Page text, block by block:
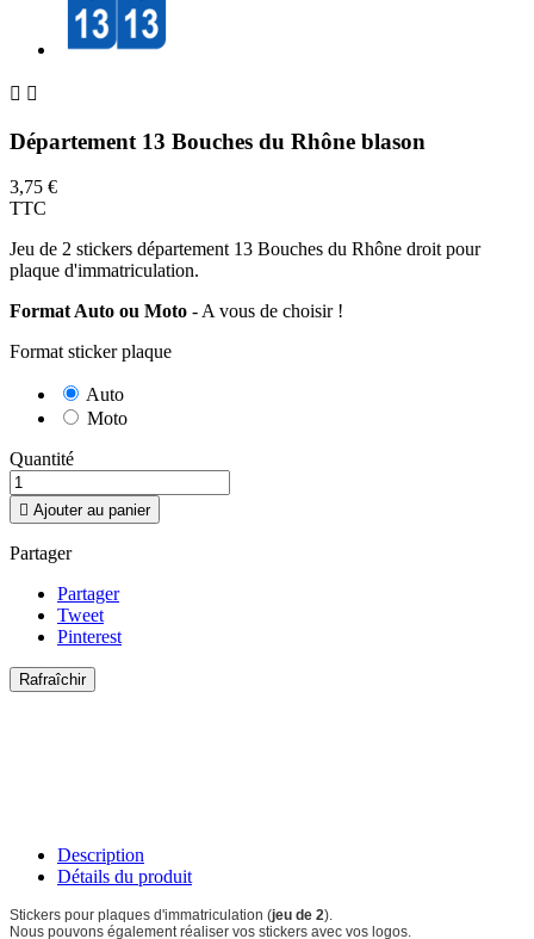
 
Département 13 Bouches du Rhône blason
3,75 €
TTC
Jeu de 2 stickers département 13 Bouches du Rhône droit pour
plaque d'immatriculation.
Format Auto ou Moto - A vous de choisir !
Format sticker plaque
Auto
Moto
Quantité
 Ajouter au panier
Partager
Partager
Tweet
Pinterest
Description
Détails du produit
Stickers pour plaques d'immatriculation (jeu de 2).
Nous pouvons également réaliser vos stickers avec vos logos.